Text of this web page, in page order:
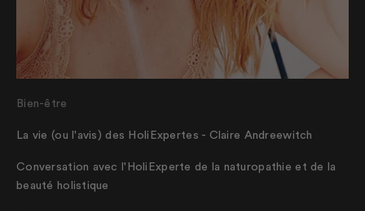
Bien-être
La vie (ou l'avis) des HoliExpertes - Claire Andreewitch
Conversation avec l'HoliExperte de la naturopathie et de la
beauté holistique